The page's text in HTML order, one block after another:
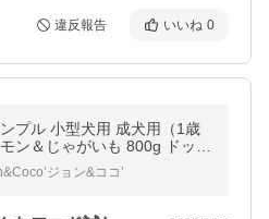
違反報告 いいね 0
プル 小型犬用 成犬用（1歳
ン＆じゃがいも 800g ドッグ
ード アレルギー 穀物不使用
皮膚 お腹
ジョン&ココ’